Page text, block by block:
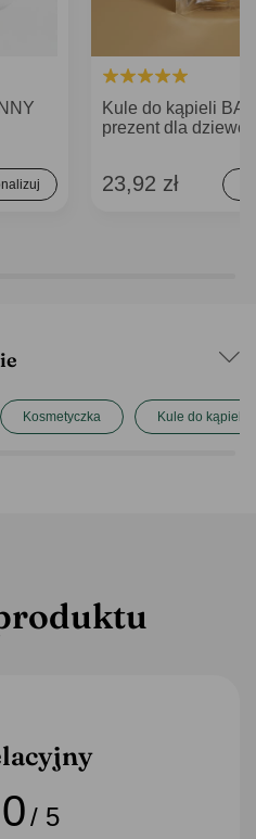
Kule do kąpieli
prezent dla
23,92 zł
Kosmetyczka Kule do kąpieli
/ 5